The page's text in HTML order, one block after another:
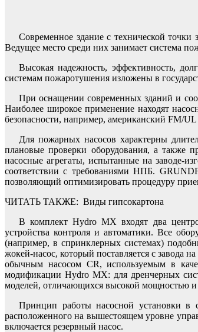
Современное здание с технической точки
Ведущее место среди них занимает система
Высокая надежность, эффективность,
системам пожаротушения изложены в
При оснащении современных зданий и
Наиболее широкое применение находят
безопасности, например, американский FM/
Для пожарных насосов характерны
плановые проверки оборудования, а также
насосные агрегаты, испытанные на заводе-
соответствии с требованиями НПБ.
позволяющий оптимизировать процедуру
ЧИТАТЬ ТАКЖЕ: Виды гипсокартона
В комплект Hydro MX входят два
устройства контроля и автоматики. Все
(например, в спринклерных системах)
жокей-насос, который поставляется с завода
обычным насосом CR, используемым в
модификации Hydro MX: для дренчерных
моделей, отличающихся высокой мощностью
Принцип работы насосной установки в
расположенного на вышестоящем уровне
включается резервный насос.